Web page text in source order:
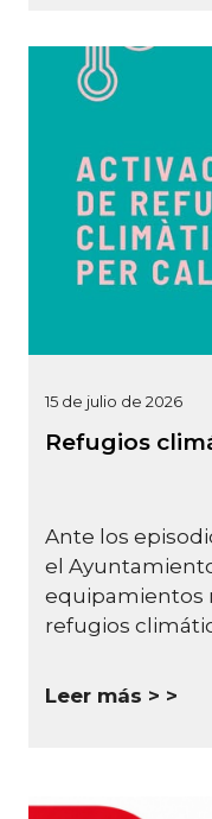
15 de julio de 2026
Refugios
Ante los
el
equipamientos
refugios
Leer más >